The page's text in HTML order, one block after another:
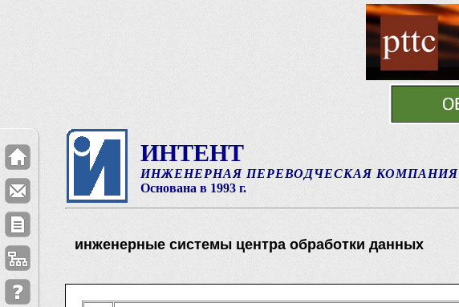
ИНТЕНТ
ИНЖЕНЕРНАЯ ПЕРЕВОДЧЕСКАЯ КОМПАНИЯ
Основана в 1993 г.
инженерные системы центра обработки данных